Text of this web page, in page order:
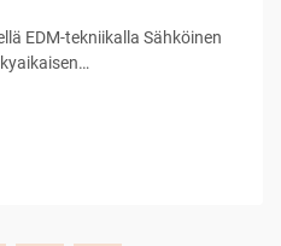
EDM-tekniikalla Sähköinen
...